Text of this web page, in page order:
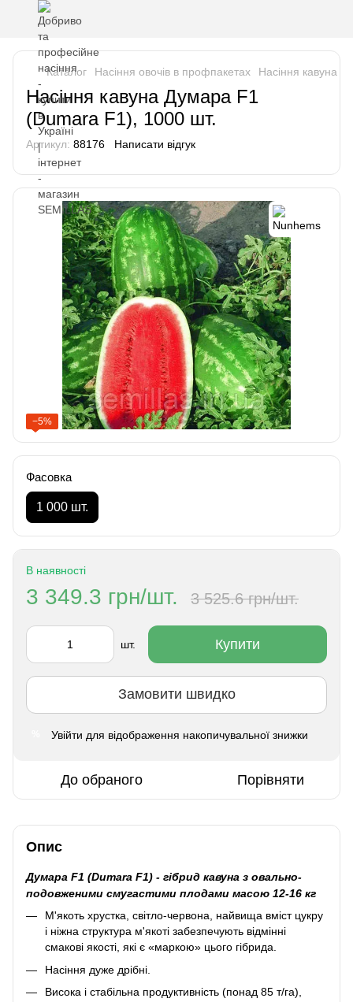
Каталог Насіння овочів в профпакетах Насіння кавуна
Насіння кавуна Думара F1
(Dumara F1), 1000 шт.
Артикул: 88176 Написати відгук
−5%
Фасовка
1 000 шт.
В наявності
3 349.3 грн/шт. 3 525.6 грн/шт.
шт. Купити
Замовити швидко
Увійти для відображення накопичувальної знижки
До обраного Порівняти
Опис
Думара F1 (Dumara F1) - гібрид кавуна з овально-
подовженими смугастими плодами масою 12-16 кг
М'якоть хрустка, світло-червона, найвища вміст цукру
і ніжна структура м'якоті забезпечують відмінні
смакові якості, які є «маркою» цього гібрида.
Насіння дуже дрібні.
Висока і стабільна продуктивність (понад 85 т/га),